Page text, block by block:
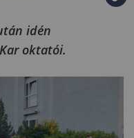
idén
oktatói.